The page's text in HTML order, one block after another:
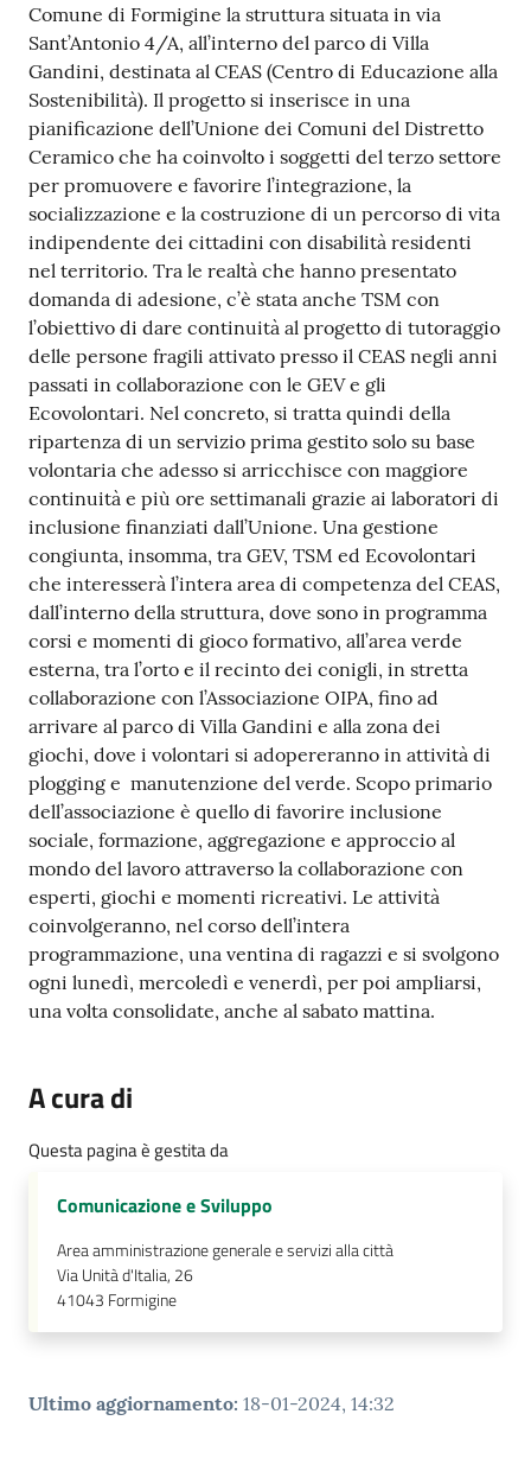
Seguici
su
Comune di Formigine la struttura situata in via
Sant’Antonio 4/A, all’interno del parco di Villa
Gandini, destinata al CEAS (Centro di Educazione alla
Sostenibilità). Il progetto si inserisce in una
pianificazione dell’Unione dei Comuni del Distretto
Ceramico che ha coinvolto i soggetti del terzo settore
per promuovere e favorire l’integrazione, la
socializzazione e la costruzione di un percorso di vita
indipendente dei cittadini con disabilità residenti
nel territorio. Tra le realtà che hanno presentato
domanda di adesione, c’è stata anche TSM con
l’obiettivo di dare continuità al progetto di tutoraggio
delle persone fragili attivato presso il CEAS negli anni
passati in collaborazione con le GEV e gli
Ecovolontari. Nel concreto, si tratta quindi della
ripartenza di un servizio prima gestito solo su base
volontaria che adesso si arricchisce con maggiore
continuità e più ore settimanali grazie ai laboratori di
inclusione finanziati dall’Unione. Una gestione
congiunta, insomma, tra GEV, TSM ed Ecovolontari
che interesserà l’intera area di competenza del CEAS,
dall’interno della struttura, dove sono in programma
corsi e momenti di gioco formativo, all’area verde
esterna, tra l’orto e il recinto dei conigli, in stretta
collaborazione con l’Associazione OIPA, fino ad
arrivare al parco di Villa Gandini e alla zona dei
giochi, dove i volontari si adopereranno in attività di
plogging e manutenzione del verde. Scopo primario
dell’associazione è quello di favorire inclusione
sociale, formazione, aggregazione e approccio al
mondo del lavoro attraverso la collaborazione con
esperti, giochi e momenti ricreativi. Le attività
coinvolgeranno, nel corso dell’intera
programmazione, una ventina di ragazzi e si svolgono
ogni lunedì, mercoledì e venerdì, per poi ampliarsi,
una volta consolidate, anche al sabato mattina.
A cura di
Questa pagina è gestita da
Comunicazione e Sviluppo
Area amministrazione generale e servizi alla città
Via Unità d'Italia, 26
41043 Formigine
Ultimo aggiornamento: 18-01-2024, 14:32